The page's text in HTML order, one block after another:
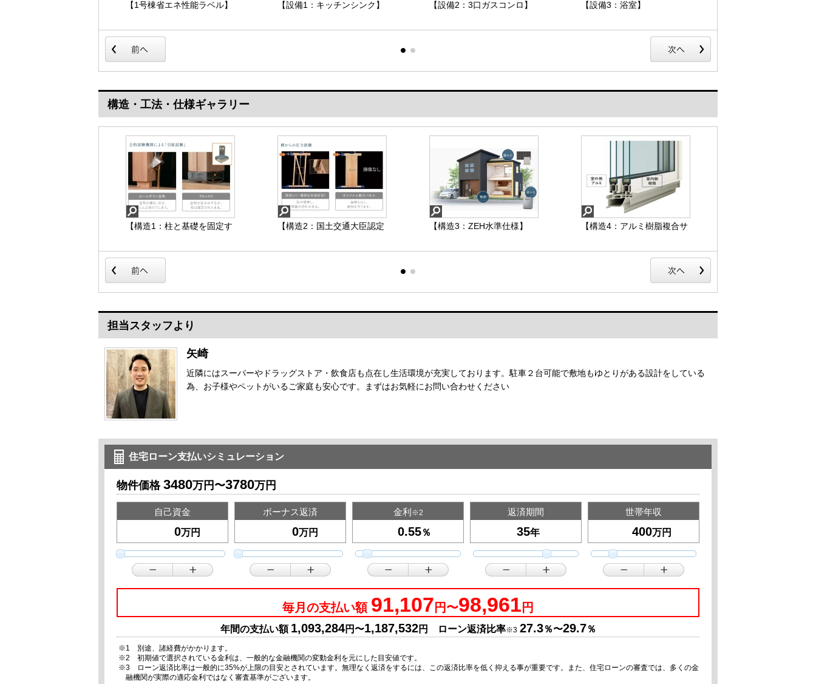
【1号棟省エネ性能ラベル】 【設備1：キッチンシンク】 【設備2：3口ガスコンロ】 【設備3：浴室】
【設備4：洗面台】
【設備5：シャワー付きトイ
構造・工法・仕様ギャラリー
【構造1：柱と基礎を固定す
Ⅱ」】
【構造2：国土交通大臣認定
力パネル」】
【構造3：ZEH水準仕様】
【構造4：アルミ樹脂複合サ
【構造5：コンクリート基礎
担当スタッフより
矢崎
近隣にはスーパーやドラッグストア・飲食店も点在し生活環境が充実しております。駐車２台可能で敷地もゆとりがある設計をしている
為、お子様やペットがいるご家庭も安心です。まずはお気軽にお問い合わせください
住宅ローン支払いシミュレーション
物件価格 3480万円〜3780万円
自己資金
万円
ボーナス返済
万円
金利 ※2
％
返済期間
年
世帯年収
万円
毎月の支払い額 91,107 円〜98,961 円
年間の支払い額 1,093,284円〜1,187,532円 ローン返済比率※3 27.3％〜29.7％
※1 別途、諸経費がかかります。
※2 初期値で選択されている金利は、一般的な金融機関の変動金利を元にした目安値です。
※3 ローン返済比率は一般的に35%が上限の目安とされています。無理なく返済をするには、この返済比率を低く抑える事が重要です。また、住宅ローンの審査では、多くの金
融機関が実際の適応金利ではなく審査基準がございます。